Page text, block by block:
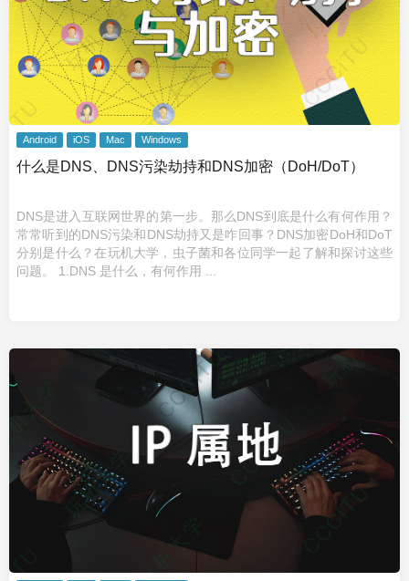
Android iOS Mac Windows
什么是DNS、DNS污染劫持和DNS加密（DoH/DoT）
DNS是进入互联网世界的第一步。那么DNS到底是什么有何作用？
常常听到的DNS污染和DNS劫持又是咋回事？DNS加密DoH和DoT
分别是什么？在玩机大学，虫子菌和各位同学一起了解和探讨这些
问题。 1.DNS 是什么，有何作用 ...